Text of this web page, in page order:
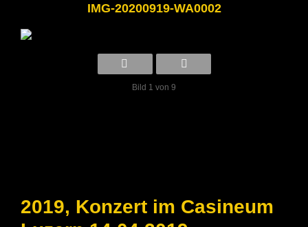
IMG-20200919-WA0002
Bild 1 von 9
2019, Konzert im Casineum